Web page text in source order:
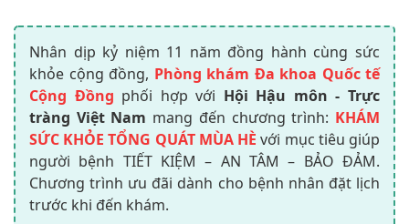
Nhân dịp kỷ niệm 11 năm đồng hành cùng sức
khỏe cộng đồng, Phòng khám Đa khoa Quốc tế
Cộng Đồng phối hợp với Hội Hậu môn - Trực
tràng Việt Nam mang đến chương trình: KHÁM
SỨC KHỎE TỔNG QUÁT MÙA HÈ với mục tiêu giúp
người bệnh TIẾT KIỆM – AN TÂM – BẢO ĐẢM.
Chương trình ưu đãi dành cho bệnh nhân đặt lịch
trước khi đến khám.